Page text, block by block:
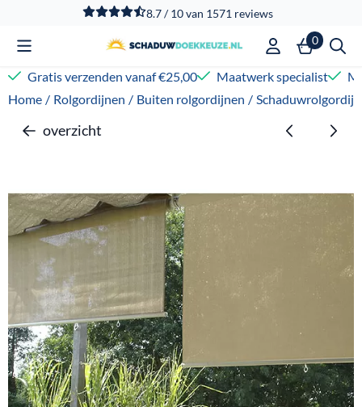
Cookievoorkeuren zijn beschikbaar. Kies instellingen of
8.7 / 10van 1571 reviews
0
Gratis verzenden vanaf €25,00 Maatwerk specialist
Home / Rolgordijnen / Buiten rolgordijnen / Schaduwrolgordijn
overzicht